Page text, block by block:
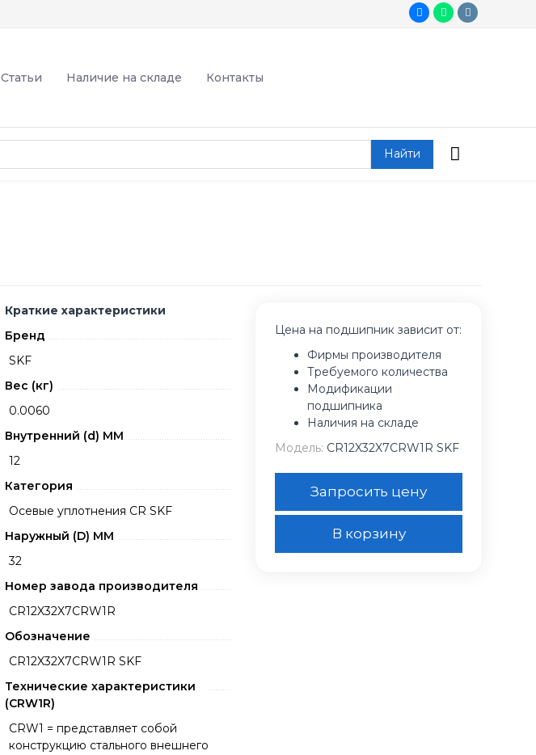
Статьи Наличие на складе Контакты
Найти
Краткие характеристики
Бренд
SKF
Вес (кг)
0.0060
Внутренний (d) ММ
12
Категория
Осевые уплотнения CR SKF
Наружный (D) ММ
32
Номер завода производителя
CR12X32X7CRW1R
Обозначение
CR12X32X7CRW1R SKF
Технические характеристики
(CRW1R)
CRW1 = представляет собой
конструкцию стального внешнего
Цена на подшипник зависит от:
Фирмы производителя
Требуемого количества
Модификации
подшипника
Наличия на складе
Модель: CR12X32X7CRW1R SKF
Запросить цену
В корзину